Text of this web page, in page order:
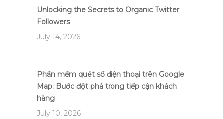
Unlocking the Secrets to Organic Twitter
Followers
July 14, 2026
Phần mềm quét số điện thoại trên Google
Map: Bước đột phá trong tiếp cận khách
hàng
July 10, 2026